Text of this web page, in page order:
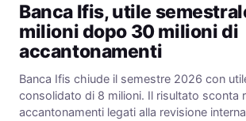
Banca Ifis, utile
milioni dopo 30 milioni di
accantonamenti
Banca Ifis chiude il semestre 2026 con
consolidato di 8 milioni. Il risultato sconta
accantonamenti legati alla revisione